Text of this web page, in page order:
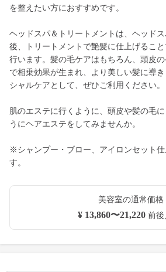
を整えたい方におすすめです。
ヘッドスパ＆トリートメントは、ヘッド
後、トリートメントで艶髪に仕上げるこ
行います。髪の毛ケアはもちろん、頭皮
で相乗効果が生まれ、より美しい髪に導
シャルケアとして、ぜひご利用ください。
肌のエステに行くように、頭皮や髪の毛
うにヘアエステをしてみませんか。
※シャンプー・ブロー、アイロンセット仕
す。
美容室の通常価格
¥ 13,860〜21,220前後